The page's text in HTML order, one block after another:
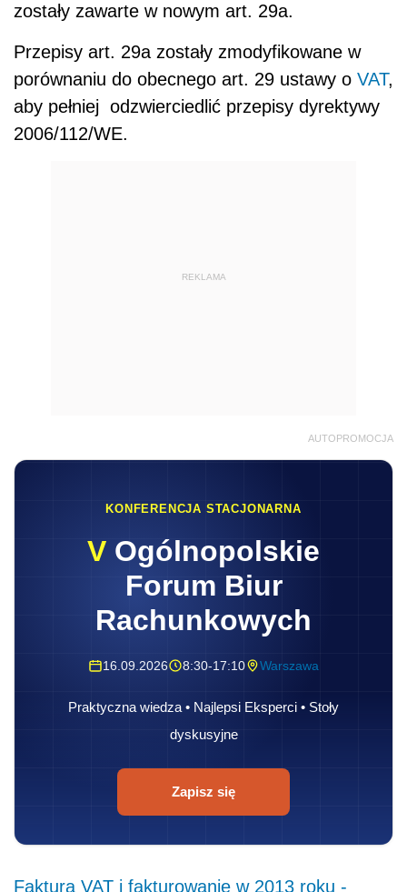
zostały zawarte w nowym art. 29a.
Przepisy art. 29a zostały zmodyfikowane w
porównaniu do obecnego art. 29 ustawy o VAT,
aby pełniej odzwierciedlić przepisy dyrektywy
2006/112/WE.
REKLAMA
AUTOPROMOCJA
KONFERENCJA STACJONARNA
V Ogólnopolskie
Forum Biur
Rachunkowych
16.09.2026 8:30-17:10 Warszawa
Praktyczna wiedza • Najlepsi Eksperci • Stoły
dyskusyjne
Zapisz się
Faktura VAT i fakturowanie w 2013 roku -